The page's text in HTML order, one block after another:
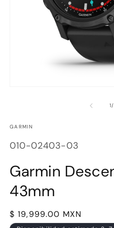
una
modal
1/
GARMIN
SKU:
010-02403-03
Garmin
43mm
Precio
$ 19,999.00 MXN